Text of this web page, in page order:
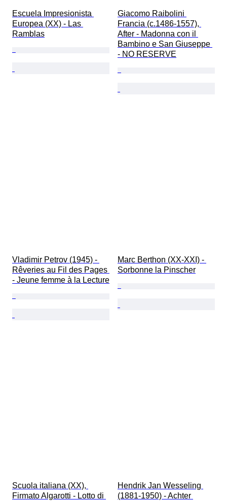
Escuela Impresionista
Europea (XX) - Las
Ramblas
Giacomo Raibolini
Francia (c.1486-1557),
After - Madonna con il
Bambino e San Giuseppe
- NO RESERVE
Vladimir Petrov (1945) -
Rêveries au Fil des Pages
- Jeune femme à la Lecture
Marc Berthon (XX-XXI) -
Sorbonne la Pinscher
Scuola italiana (XX),
Firmato Algarotti - Lotto di
Hendrik Jan Wesseling
(1881-1950) - Achter